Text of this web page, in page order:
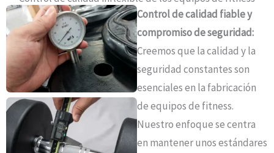
Control de calidad fiable y
compromiso de seguridad:
Creemos que la calidad y la
seguridad constantes son
esenciales en la fabricación
de equipos de fitness.
Nuestro enfoque se centra
en mantener unos estándares